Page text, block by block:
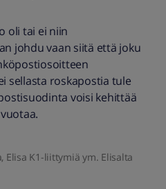
oli tai ei niin
johdu vaan siitä että joku
sellasta roskapostia tule
voisi kehittää
Elisa K1-liittymiä ym. Elisalta